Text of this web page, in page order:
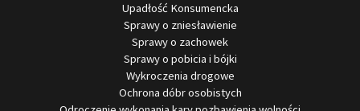
Upadłość Konsumencka
Sprawy o zniesławienie
Sprawy o zachowek
Sprawy o pobicia i bójki
Wykroczenia drogowe
Ochrona dóbr osobistych